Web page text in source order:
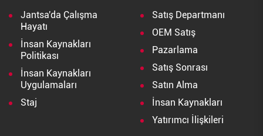
Jantsa'da Çalışma
Hayatı
İnsan Kaynakları
Politikası
İnsan Kaynakları
Uygulamaları
Staj
Satış Departmanı
OEM Satış
Pazarlama
Satış Sonrası
Satın Alma
İnsan Kaynakları
Yatırımcı İlişkileri